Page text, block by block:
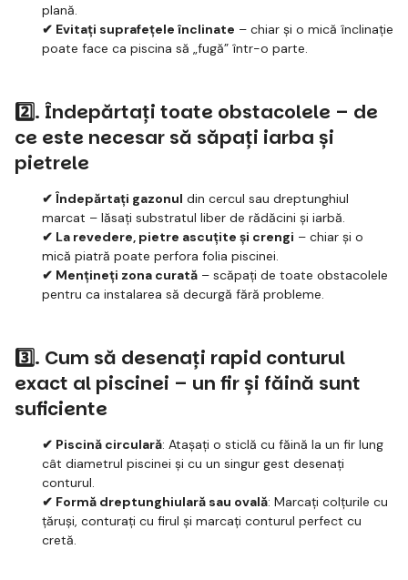
plană.
✔ Evitați suprafețele înclinate – chiar și o mică înclinație
poate face ca piscina să „fugă” într-o parte.
2️⃣. Îndepărtați toate obstacolele – de
ce este necesar să săpați iarba și
pietrele
✔ Îndepărtați gazonul din cercul sau dreptunghiul
marcat – lăsați substratul liber de rădăcini și iarbă.
✔ La revedere, pietre ascuțite și crengi – chiar și o
mică piatră poate perfora folia piscinei.
✔ Mențineți zona curată – scăpați de toate obstacolele
pentru ca instalarea să decurgă fără probleme.
3️⃣. Cum să desenați rapid conturul
exact al piscinei – un fir și făină sunt
suficiente
✔ Piscină circulară: Atașați o sticlă cu făină la un fir lung
cât diametrul piscinei și cu un singur gest desenați
conturul.
✔ Formă dreptunghiulară sau ovală: Marcați colțurile cu
țăruși, conturați cu firul și marcați conturul perfect cu
cretă.